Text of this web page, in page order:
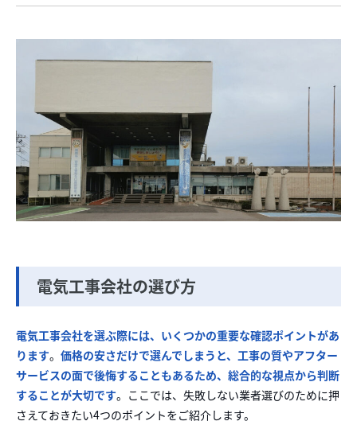
電気工事会社の選び方
電気工事会社を選ぶ際には、いくつかの重要な確認ポイントがあ
ります。 価格の安さだけで選んでしまうと、工事の質やアフター
サービスの面で後悔することもあるため、総合的な視点から判断
することが大切です。ここでは、失敗しない業者選びのために押
さえておきたい4つのポイントをご紹介します。